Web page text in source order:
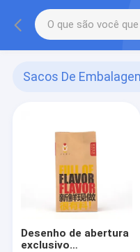
Sacos De
Desenho de abertura
exclusivo